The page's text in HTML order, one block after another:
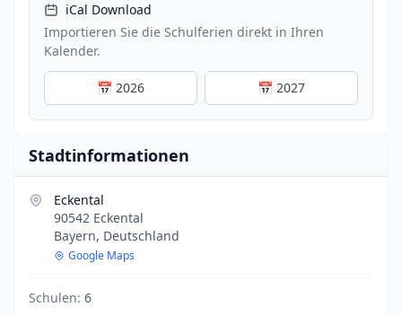
iCal Download
Importieren Sie die Schulferien direkt in Ihren
Kalender.
📅 2026 📅 2027
Stadtinformationen
Eckental
90542 Eckental
Bayern, Deutschland
Google Maps
Schulen: 6